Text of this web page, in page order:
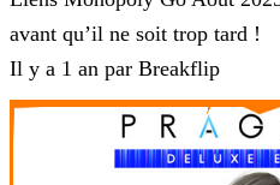
avant qu’il ne soit trop tard !
Il y a 1 an par Breakflip